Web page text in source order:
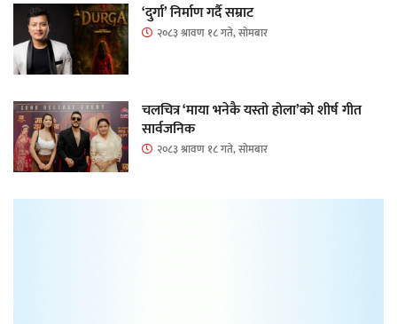
‘दुर्गा’ निर्माण गर्दै सम्राट
२०८३ श्रावण १८ गते, सोमबार
चलचित्र ‘माया भनेकै यस्तो होला’को शीर्ष गीत
सार्वजनिक
२०८३ श्रावण १८ गते, सोमबार